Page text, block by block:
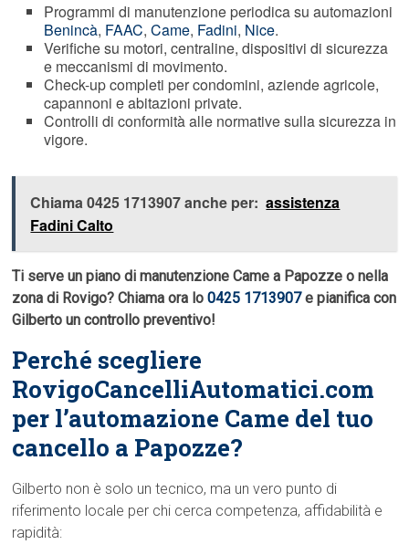
Programmi di manutenzione periodica su automazioni
Benincà, FAAC,Came, Fadini, Nice.
Verifiche su motori, centraline, dispositivi di sicurezza
e meccanismi di movimento.
Check-up completi per condomini, aziende agricole,
capannoni e abitazioni private.
Controlli di conformità alle normative sulla sicurezza in
vigore.
Chiama 0425 1713907 anche per: assistenza
Fadini Calto
Ti serve un piano di manutenzione Came a Papozze o nella
zona di Rovigo? Chiama ora lo0425 1713907e pianifica con
Gilberto un controllo preventivo!
Perché scegliere
RovigoCancelliAutomatici.com
per l’automazione Came del tuo
cancello a Papozze?
Gilberto non è solo un tecnico, ma un vero punto di
riferimento locale per chi cerca competenza, affidabilità e
rapidità: